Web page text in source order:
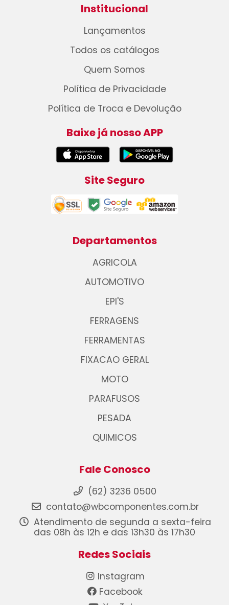
Institucional
Lançamentos
Todos os catálogos
Quem Somos
Política de Privacidade
Política de Troca e Devolução
Baixe já nosso APP
Site Seguro
Departamentos
AGRICOLA
AUTOMOTIVO
EPI'S
FERRAGENS
FERRAMENTAS
FIXACAO GERAL
MOTO
PARAFUSOS
PESADA
QUIMICOS
Fale Conosco
(62) 3236 0500
contato@wbcomponentes.com.br
Atendimento de segunda a sexta-feira
das 08h às 12h e das 13h30 às 17h30
Redes Sociais
Instagram
Facebook